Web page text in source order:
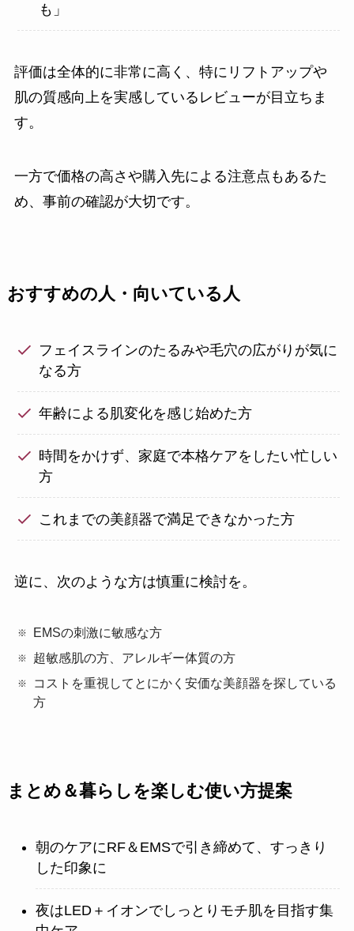
も」
評価は全体的に非常に高く、特にリフトアップや
肌の質感向上を実感しているレビューが目立ちま
す。
一方で価格の高さや購入先による注意点もあるた
め、事前の確認が大切です。
おすすめの人・向いている人
フェイスラインのたるみや毛穴の広がりが気に
なる方
年齢による肌変化を感じ始めた方
時間をかけず、家庭で本格ケアをしたい忙しい
方
これまでの美顔器で満足できなかった方
逆に、次のような方は慎重に検討を。
EMSの刺激に敏感な方
超敏感肌の方、アレルギー体質の方
コストを重視してとにかく安価な美顔器を探している
方
まとめ＆暮らしを楽しむ使い方提案
朝のケアにRF＆EMSで引き締めて、すっきり
した印象に
夜はLED＋イオンでしっとりモチ肌を目指す集